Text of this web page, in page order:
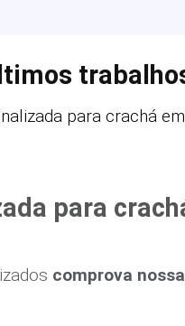
para crachá
para
comprova